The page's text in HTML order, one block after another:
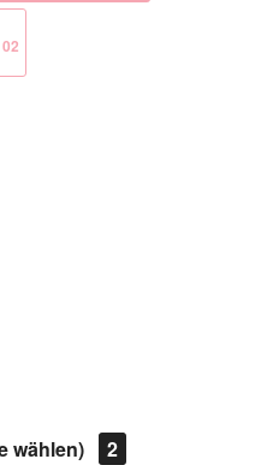
wählen) 2